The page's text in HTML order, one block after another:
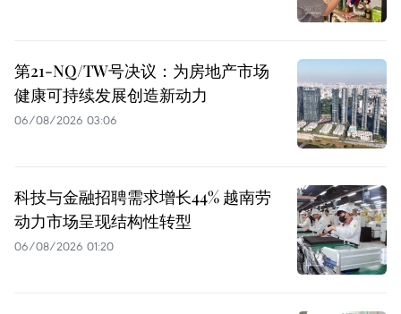
第21-NQ/TW号决议：为房地产市场
健康可持续发展创造新动力
06/08/2026 03:06
科技与金融招聘需求增长44% 越南劳
动力市场呈现结构性转型
06/08/2026 01:20